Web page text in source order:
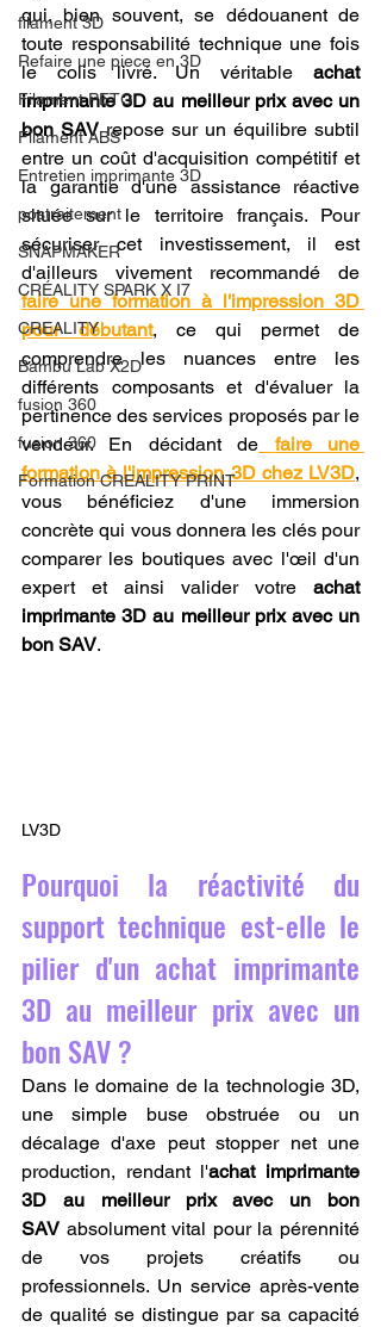
filament 3D
Refaire une piece en 3D
Filament PETG
Filament ABS
Entretien imprimante 3D
postraitement
SNAPMAKER
CRÉALITY SPARK X I7
CREALITY
Bambu Lab X2D
fusion 360
fusion 360
Formation CREALITY PRINT
qui, bien souvent, se dédouanent de
toute responsabilité technique une fois
le colis livré. Un véritable achat
imprimante 3D au meilleur prix avec un
bon SAV repose sur un équilibre subtil
entre un coût d'acquisition compétitif et
la garantie d'une assistance réactive
située sur le territoire français. Pour
sécuriser cet investissement, il est
faire une formation à l'impression 3D
pour débutant, ce qui permet de
comprendre les nuances entre les
différents composants et d'évaluer la
pertinence des services proposés par le
vendeur. En décidant de
faire une
formation à l'impression 3D chez LV3D,
vous bénéficiez d'une immersion
concrète qui vous donnera les clés pour
comparer les boutiques avec l'œil d'un
expert et ainsi valider votre achat
imprimante 3D au meilleur prix avec un
bon SAV.
LV3D
Pourquoi la réactivité du
support technique est-elle le
pilier d'un achat imprimante
3D au meilleur prix avec un
bon SAV ?
Dans le domaine de la technologie 3D,
une simple buse obstruée ou un
décalage d'axe peut stopper net une
production, rendant l'achat imprimante
3D au meilleur prix avec un bon
SAV absolument vital pour la pérennité
de vos projets créatifs ou
professionnels. Un service après-vente
de qualité se distingue par sa capacité